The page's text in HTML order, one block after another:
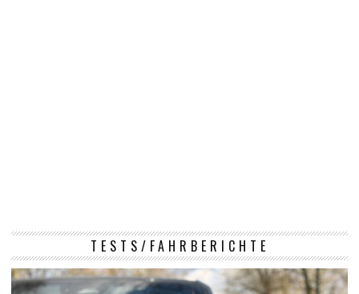
TESTS/FAHRBERICHTE